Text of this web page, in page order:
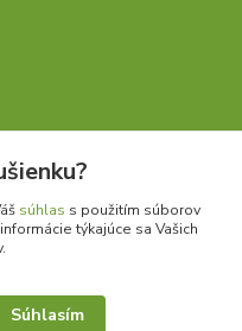
súhlas s použitím súborov
týkajúce sa Vašich
Súhlasím